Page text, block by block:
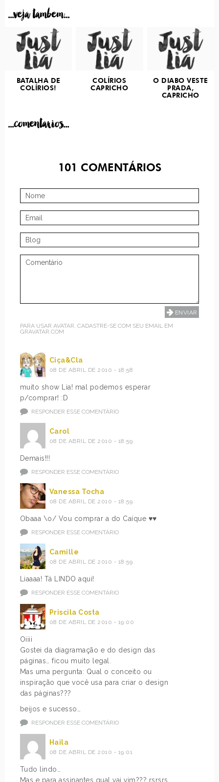
...veja tambem...
BATALHA DE
COLÍRIOS!
COLÍRIOS
CAPRICHO
O DIABO VESTE
PRADA,
CAPRICHO
...comentarios...
101 COMENTÁRIOS
PARA USAR AVATAR, CADASTRE-SE COM SEU EMAIL EM
GRAVATAR.COM
Ciça&Cla
08 DE ABRIL DE 2010 - 18:58
muito show Lia! mal podemos esperar
p/comprar! :D
RESPONDER ESSE COMENTÁRIO
Carol
08 DE ABRIL DE 2010 - 18:59
Demais!!!
RESPONDER ESSE COMENTÁRIO
Vanessa Tocha
08 DE ABRIL DE 2010 - 18:59
Obaaa \o/ Vou comprar a do Caíque ♥♥
RESPONDER ESSE COMENTÁRIO
Camille
08 DE ABRIL DE 2010 - 18:59
Liaaaa! Tá LINDO aqui!
RESPONDER ESSE COMENTÁRIO
Priscila Costa
08 DE ABRIL DE 2010 - 19:00
Oiiii
Gostei da diagramação e do design das
páginas… ficou muito legal.
Mas uma pergunta: Qual o conceito ou
inspiração que você usa para criar o design
das páginas???
beijos e sucesso…
RESPONDER ESSE COMENTÁRIO
Haila
08 DE ABRIL DE 2010 - 19:01
Tudo lindo…
Mas e para assinantes qual vai vim??? rsrsrs